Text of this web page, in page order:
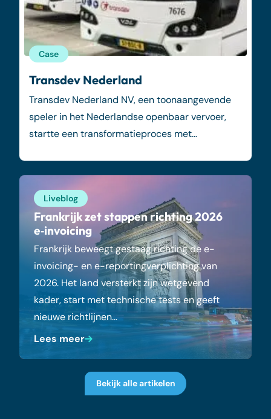
Transdev Nederland
Transdev Nederland NV, een toonaangevende
speler in het Nederlandse openbaar vervoer,
startte een transformatieproces met…
Case
Liveblog
Frankrijk zet stappen richting 2026
e‑invoicing
Frankrijk beweegt gestaag richting de e-
invoicing- en e-reportingverplichting van
2026. Het land versterkt zijn wetgevend
kader, start met technische tests en geeft
nieuwe richtlijnen…
Lees meer
Bekijk alle artikelen